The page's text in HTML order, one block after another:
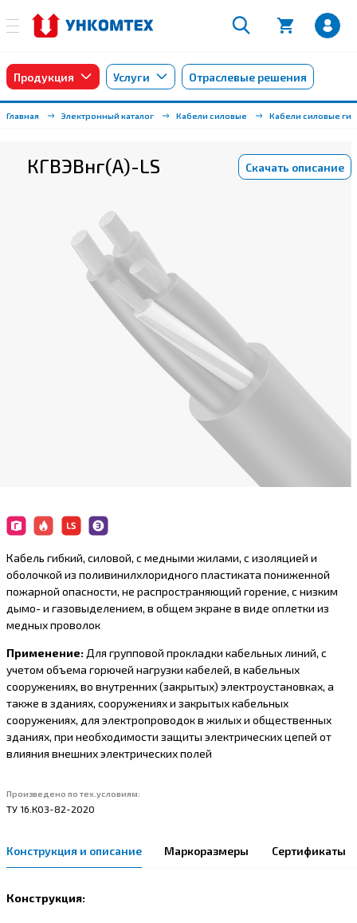
Продукция Услуги Отраслевые решения
Главная Электронный каталог Кабели силовые Кабели силовые
КГВЭВнг(А)-LS Скачать описание
Кабель гибкий, силовой, с медными жилами, с изоляцией и
оболочкой из поливинилхлоридного пластиката пониженной
пожарной опасности, не распространяющий горение, с низким
дымо- и газовыделением, в общем экране в виде оплетки из
медных проволок
Применение:Для групповой прокладки кабельных линий, с
учетом объема горючей нагрузки кабелей, в кабельных
сооружениях, во внутренних (закрытых) электроустановках, а
также в зданиях, сооружениях и закрытых кабельных
сооружениях, для электропроводок в жилых и общественных
зданиях, при необходимости защиты электрических цепей от
влияния внешних электрических полей
Произведено по тех.условиям:
ТУ 16.К03-82-2020
Конструкция и описание Маркоразмеры Сертификаты
Конструкция: